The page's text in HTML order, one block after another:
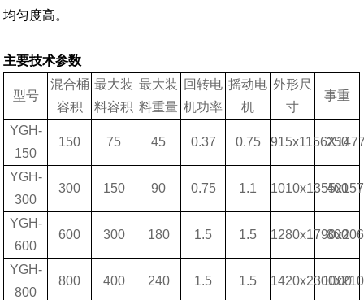
均匀度高。
主要技术参数
型号
混合桶
容积
最大装
料容积
最大装
料重量
回转电
机功率
摇动电
机
外形尺
寸
事重
YGH-
150
150 75 45 0.37 0.75 250
YGH-
300
300 150 90 0.75 1.1 400
YGH-
600
600 300 180 1.5 1.5 800
YGH-
800
800 400 240 1.5 1.5 1000